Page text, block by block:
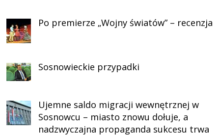
Po premierze „Wojny światów” – recenzja
Sosnowieckie przypadki
Ujemne saldo migracji wewnętrznej w
Sosnowcu – miasto znowu dołuje, a
nadzwyczajna propaganda sukcesu trwa